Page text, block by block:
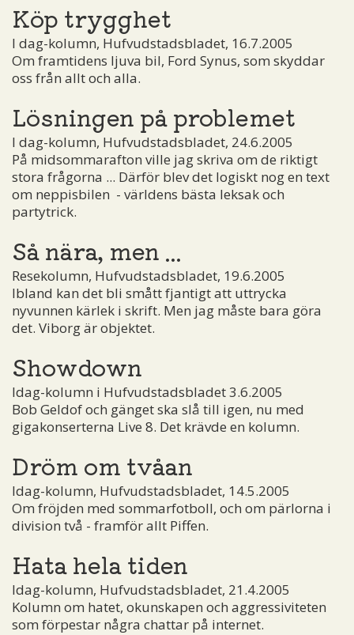
Köp trygghet
I dag-kolumn, Hufvudstadsbladet, 16.7.2005
Om framtidens ljuva bil, Ford Synus, som skyddar
oss från allt och alla.
Lösningen på problemet
I dag-kolumn, Hufvudstadsbladet, 24.6.2005
På midsommarafton ville jag skriva om de riktigt
stora frågorna ... Därför blev det logiskt nog en text
om neppisbilen ­ - världens bästa leksak och
partytrick.
Så nära, men ...
Resekolumn, Hufvudstadsbladet, 19.6.2005
Ibland kan det bli smått fjantigt att uttrycka
nyvunnen kärlek i skrift. Men jag måste bara göra
det. Viborg är objektet.
Showdown
Idag-kolumn i Hufvudstadsbladet 3.6.2005
Bob Geldof och gänget ska slå till igen, nu med
gigakonserterna Live 8. Det krävde en kolumn.
Dröm om tvåan
Idag-kolumn, Hufvudstadsbladet, 14.5.2005
Om fröjden med sommarfotboll, och om pärlorna i
division två - framför allt Piffen.
Hata hela tiden
Idag-kolumn, Hufvudstadsbladet, 21.4.2005
Kolumn om hatet, okunskapen och aggressiviteten
som förpestar några chattar på internet.